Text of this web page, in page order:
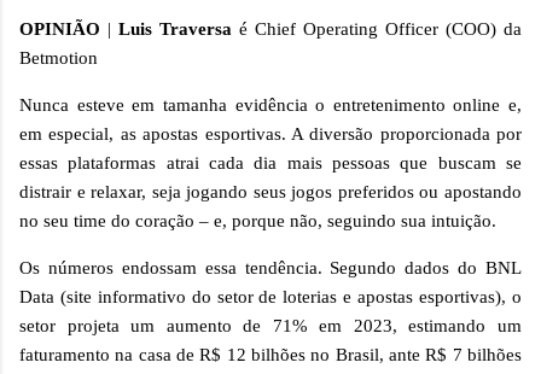
OPINIÃO | Luis Traversa é Chief Operating Officer (COO) da
Betmotion
Nunca esteve em tamanha evidência o entretenimento online e,
em especial, as apostas esportivas. A diversão proporcionada por
essas plataformas atrai cada dia mais pessoas que buscam se
distrair e relaxar, seja jogando seus jogos preferidos ou apostando
no seu time do coração – e, porque não, seguindo sua intuição.
Os números endossam essa tendência. Segundo dados do BNL
Data (site informativo do setor de loterias e apostas esportivas), o
setor projeta um aumento de 71% em 2023, estimando um
faturamento na casa de R$ 12 bilhões no Brasil, ante R$ 7 bilhões